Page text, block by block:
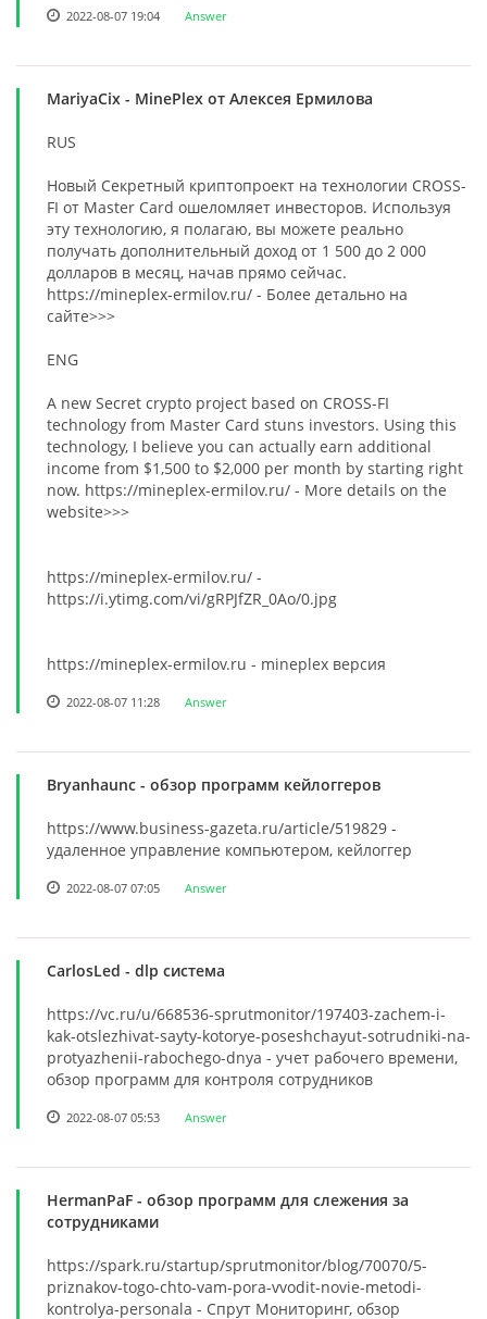
2022-08-07 19:04 Answer
MariyaCix - MinePlex от Алексея Ермилова
RUS
Новый Секретный криптопроект на технологии CROSS-
FI от Master Card ошеломляет инвесторов. Используя
эту технологию, я полагаю, вы можете реально
получать дополнительный доход от 1 500 до 2 000
долларов в месяц, начав прямо сейчас.
https://mineplex-ermilov.ru/ - Более детально на
сайте>>>
ENG
A new Secret crypto project based on CROSS-FI
technology from Master Card stuns investors. Using this
technology, I believe you can actually earn additional
income from $1,500 to $2,000 per month by starting right
now. https://mineplex-ermilov.ru/ - More details on the
website>>>
https://mineplex-ermilov.ru/ -
https://i.ytimg.com/vi/gRPJfZR_0Ao/0.jpg
https://mineplex-ermilov.ru - mineplex версия
2022-08-07 11:28 Answer
Bryanhaunc - обзор программ кейлоггеров
https://www.business-gazeta.ru/article/519829 -
удаленное управление компьютером, кейлоггер
2022-08-07 07:05 Answer
CarlosLed - dlp система
https://vc.ru/u/668536-sprutmonitor/197403-zachem-i-
kak-otslezhivat-sayty-kotorye-poseshchayut-sotrudniki-na-
protyazhenii-rabochego-dnya - учет рабочего времени,
обзор программ для контроля сотрудников
2022-08-07 05:53 Answer
HermanPaF - обзор программ для слежения за
сотрудниками
https://spark.ru/startup/sprutmonitor/blog/70070/5-
priznakov-togo-chto-vam-pora-vvodit-novie-metodi-
kontrolya-personala - Спрут Мониторинг, обзор